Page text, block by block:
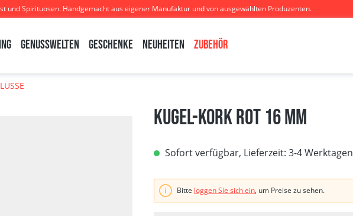
und Spirituosen. Handgemacht aus eigener Manufaktur und von ausgewählten Produzenten.
Genusswelten Geschenke Neuheiten Zubehör
Kugel-Kork rot 16 mm
Sofort verfügbar, Lieferzeit: 3-4 Werktagen
Bitte loggen Sie sich ein, um Preise zu sehen.